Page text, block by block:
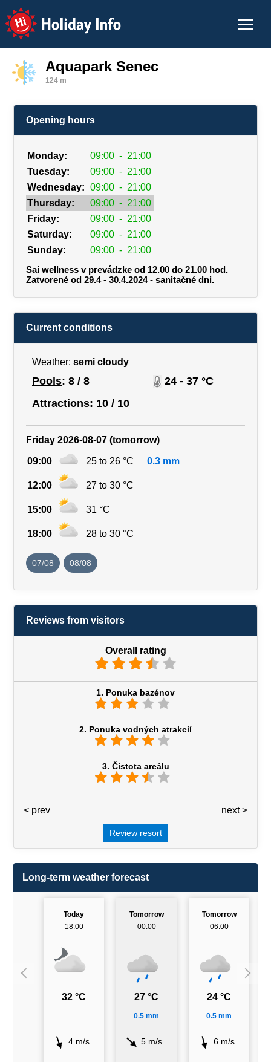
Holiday Info
Aquapark Senec
124 m
Opening hours
Monday: 09:00 - 21:00
Tuesday:
09:00 - 21:00
Wednesday: 09:00 - 21:00
Thursday:
09:00 - 21:00
Friday:
09:00 - 21:00
Saturday:
09:00 - 21:00
Sunday:
09:00 - 21:00
Sai wellness v prevádzke od 12.00 do 21.00 hod.
Zatvorené od 29.4 - 30.4.2024 - sanitačné dni.
Current conditions
Weather: semi cloudy
Pools: 8 / 8
24 - 37 °C
Attractions: 10 / 10
Friday 2026-08-07 (tomorrow)
09:00 25 to 26 °C 0.3 mm
12:00 27 to 30 °C
15:00 31 °C
18:00 28 to 30 °C
07/08 08/08
Reviews from visitors
Overall rating
1. Ponuka bazénov
2. Ponuka vodných atrakcií
3. Čistota areálu
next >
< prev
Review resort
Long-term weather forecast
Today
18:00
32 °C
4 m/s
Tomorrow
00:00
27 °C
0.5 mm
5 m/s
Tomorrow
06:00
24 °C
0.5 mm
6 m/s